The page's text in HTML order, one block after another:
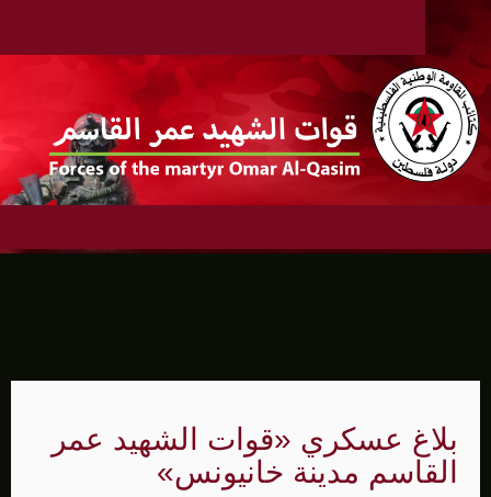
بلاغ عسكري «قوات الشهيد عمر
القاسم مدينة خانيونس»